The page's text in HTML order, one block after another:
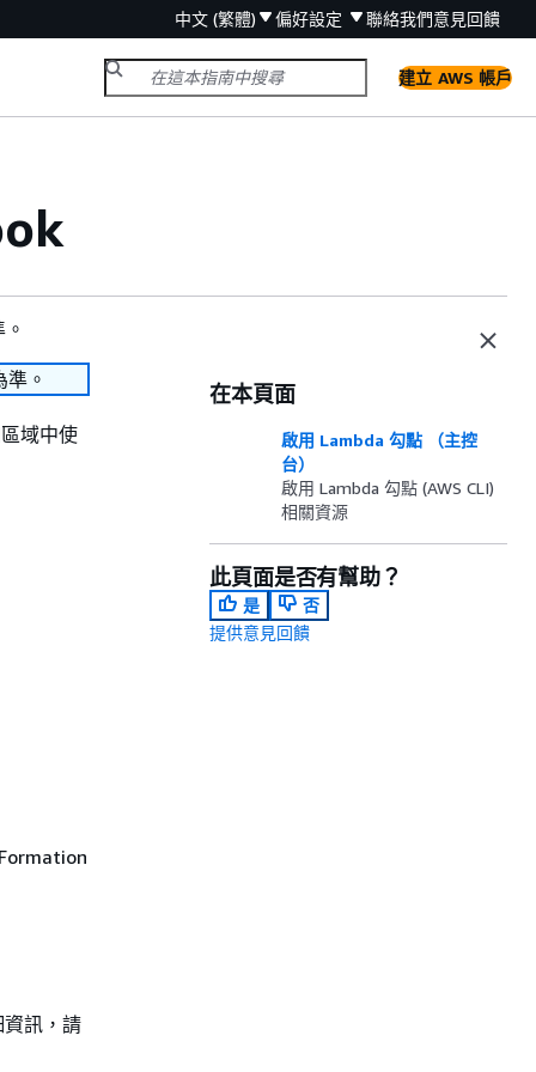
中文 (繁體) 偏好設定 聯絡我們意見回饋
建立 AWS 帳戶
。
域中使
訊，請
在本頁面
啟用 Lambda 勾點 （主控
台）
啟用 Lambda 勾點 (AWS CLI)
相關資源
此頁面是否有幫助？
是
否
提供意見回饋